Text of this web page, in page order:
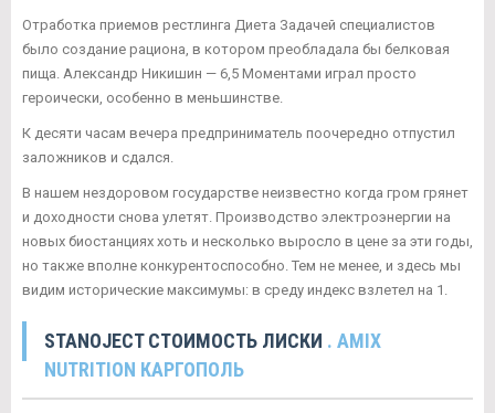
Отработка приемов рестлинга Диета Задачей специалистов
было создание рациона, в котором преобладала бы белковая
пища. Александр Никишин — 6,5 Моментами играл просто
героически, особенно в меньшинстве.
К десяти часам вечера предприниматель поочередно отпустил
заложников и сдался.
В нашем нездоровом государстве неизвестно когда гром грянет
и доходности снова улетят. Производство электроэнергии на
новых биостанциях хоть и несколько выросло в цене за эти годы,
но также вполне конкурентоспособно. Тем не менее, и здесь мы
видим исторические максимумы: в среду индекс взлетел на 1.
STANOJECT СТОИМОСТЬ ЛИСКИ . AMIX
NUTRITION КАРГОПОЛЬ